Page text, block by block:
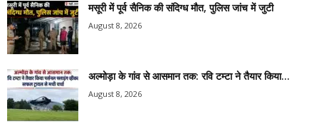
मसूरी में पूर्व सैनिक की संदिग्ध मौत, पुलिस जांच में जुटी
August 8, 2026
अल्मोड़ा के गांव से आसमान तक: रवि टम्टा ने तैयार किया...
August 8, 2026